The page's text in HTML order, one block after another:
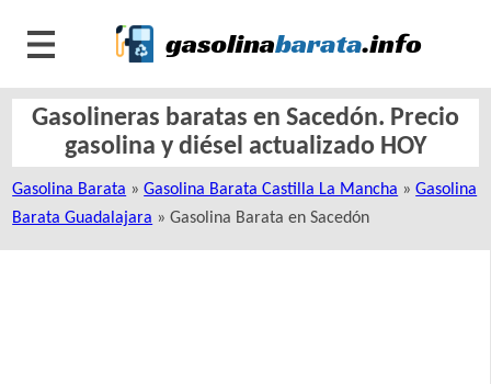
Gasolineras baratas en Sacedón. Precio
gasolina y diésel actualizado HOY
Gasolina Barata »Gasolina Barata Castilla La Mancha »Gasolina
Barata Guadalajara » Gasolina Barata en Sacedón